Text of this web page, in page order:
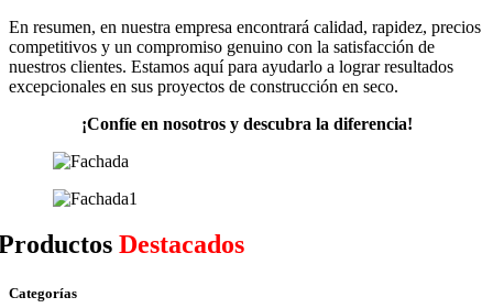
En resumen, en nuestra empresa encontrará calidad, rapidez, precios
competitivos y un compromiso genuino con la satisfacción de
nuestros clientes. Estamos aquí para ayudarlo a lograr resultados
excepcionales en sus proyectos de construcción en seco.
¡Confíe en nosotros y descubra la diferencia!
Destacados
Categorías